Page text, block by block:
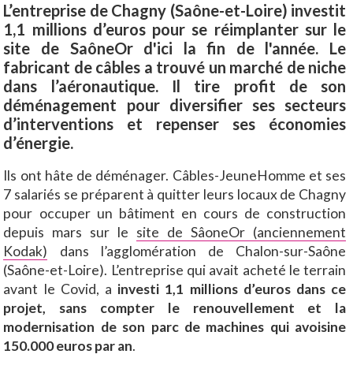
L’entreprise de Chagny (Saône-et-Loire) investit
1,1 millions d’euros pour se réimplanter sur le
site de SaôneOr d'ici la fin de l'année. Le
fabricant de câbles a trouvé un marché de niche
dans l’aéronautique. Il tire profit de son
déménagement pour diversifier ses secteurs
d’interventions et repenser ses économies
d’énergie.
Ils ont hâte de déménager. Câbles-JeuneHomme et ses
7 salariés se préparent à quitter leurs locaux de Chagny
pour occuper un bâtiment en cours de construction
depuis mars sur le site de SâoneOr (anciennement
Kodak) dans l’agglomération de Chalon-sur-Saône
(Saône-et-Loire). L’entreprise qui avait acheté le terrain
avant le Covid, a investi 1,1 millions d’euros dans ce
projet, sans compter le renouvellement et la
modernisation de son parc de machines qui avoisine
150.000 euros par an.